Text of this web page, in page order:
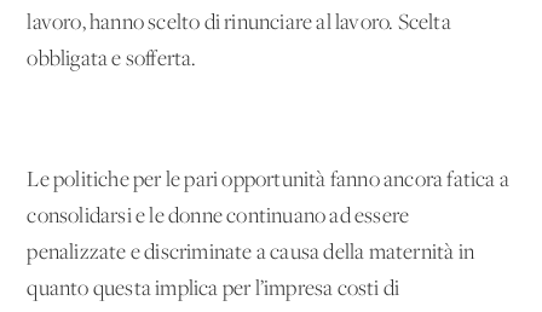
lavoro, hanno scelto di rinunciare al lavoro. Scelta
obbligata e sofferta.
Le politiche per le pari opportunità fanno ancora fatica a
consolidarsi e le donne continuano ad essere
penalizzate e discriminate a causa della maternità in
quanto questa implica per l’impresa costi di